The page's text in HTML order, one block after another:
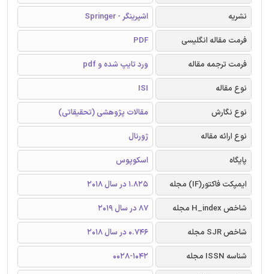
نشریه
اشپرینگر - Springer
فرمت مقاله انگلیسی
PDF
فرمت ترجمه مقاله
ورد تایپ شده و pdf
نوع مقاله
ISI
نوع نگارش
مقالات پژوهشی (تحقیقاتی)
نوع ارائه مقاله
ژورنال
پایگاه
اسکوپوس
ایمپکت فاکتور(IF) مجله
1.825 در سال 2018
شاخص H_index مجله
87 در سال 2019
شاخص SJR مجله
0.746 در سال 2018
شناسه ISSN مجله
0028-1042